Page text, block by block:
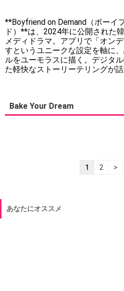
**Boyfriend on Demand（ボーイ
ド）**は、2024年に公開された
メディドラマ。アプリで「オン
すというユニークな設定を軸に
ルをユーモラスに描く。デジタ
た軽快なストーリーテリングが話
Bake Your Dream
1 2 >
あなたにオススメ